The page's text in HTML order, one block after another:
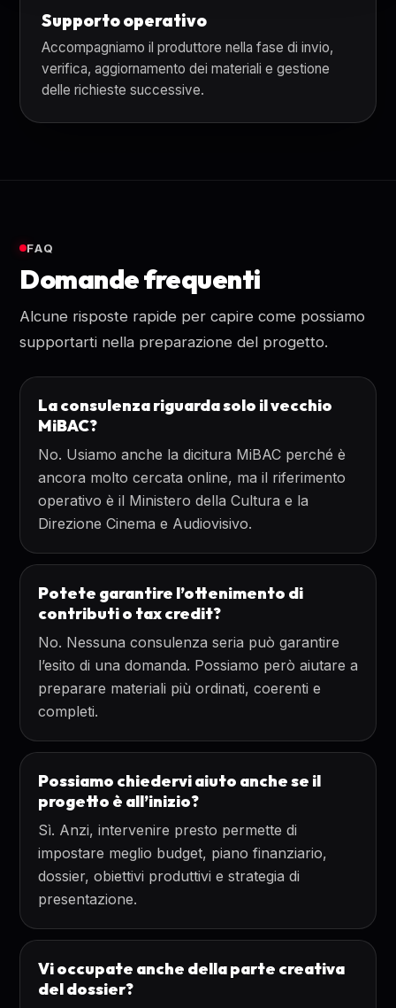
Supporto operativo
Accompagniamo il produttore nella fase di invio,
verifica, aggiornamento dei materiali e gestione
delle richieste successive.
FAQ
Domande frequenti
Alcune risposte rapide per capire come possiamo
supportarti nella preparazione del progetto.
La consulenza riguarda solo il vecchio
MiBAC?
No. Usiamo anche la dicitura MiBAC perché è
ancora molto cercata online, ma il riferimento
operativo è il Ministero della Cultura e la
Direzione Cinema e Audiovisivo.
Potete garantire l’ottenimento di
contributi o tax credit?
No. Nessuna consulenza seria può garantire
l’esito di una domanda. Possiamo però aiutare a
preparare materiali più ordinati, coerenti e
completi.
Possiamo chiedervi aiuto anche se il
progetto è all’inizio?
Sì. Anzi, intervenire presto permette di
impostare meglio budget, piano finanziario,
dossier, obiettivi produttivi e strategia di
presentazione.
Vi occupate anche della parte creativa
del dossier?